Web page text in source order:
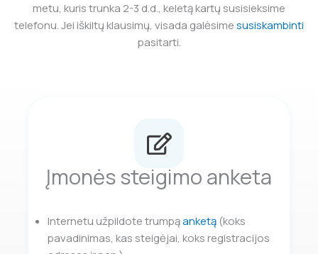
metu, kuris trunka 2-3 d.d., keletą kartų susisieksime
telefonu. Jei iškiltų klausimų, visada galėsimesusiskambinti
pasitarti.
Įmonės steigimo anketa
Internetu užpildote trumpąanketą (koks
pavadinimas, kas steigėjai, koks registracijos